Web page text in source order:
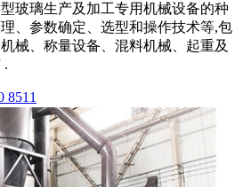
玻璃生产及加工专用机械设备的种
、参数确定、选型和操作技术等,包
械、称量设备、混料机械、起重及
.
8511